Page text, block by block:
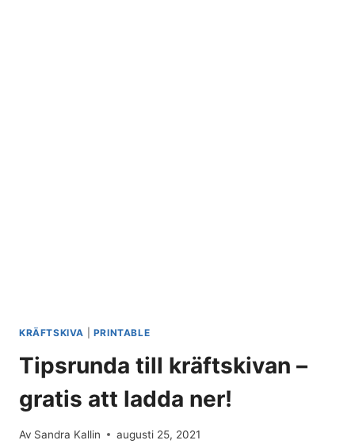
KRÄFTSKIVA PRINTABLE
Tipsrunda till kräftskivan –
gratis att ladda ner!
Av Sandra Kallin augusti 25, 2021